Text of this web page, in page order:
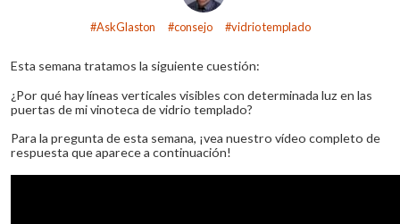
AskGlaston consejo vidrio templado
Esta semana tratamos la siguiente cuestión:
¿Por qué hay líneas verticales visibles con determinada luz en las
puertas de mi vinoteca de vidrio templado?
Para la pregunta de esta semana, ¡vea nuestro vídeo completo de
respuesta que aparece a continuación!